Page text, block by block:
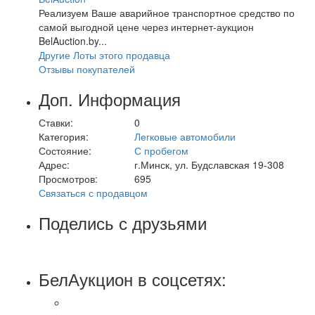
Реализуем Ваше аварийное транспортное средство по
самой выгодной цене через интернет-аукцион
BelAuction.by...
Другие Лоты этого продавца
Отзывы покупателей
Доп. Информация
Ставки:
0
Категория:
Легковые автомобили
Состояние:
С пробегом
Адрес:
г.Минск, ул. Будславская 19-308
Просмотров:
695
Связаться с продавцом
Поделись с друзьями
БелАукцион в соцсетях: